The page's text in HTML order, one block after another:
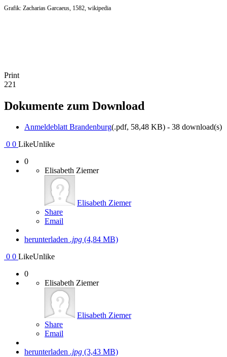
Grafik: Zacharias Garcaeus, 1582, wikipedia
Print
221
Dokumente zum Download
Anmeldeblatt Brandenburg(.pdf, 58,48 KB) - 38 download(s)
0 0 LikeUnlike
0
Elisabeth Ziemer
Elisabeth Ziemer
Share
Email
herunterladen .jpg (4,84 MB)
0 0 LikeUnlike
0
Elisabeth Ziemer
Elisabeth Ziemer
Share
Email
herunterladen .jpg (3,43 MB)